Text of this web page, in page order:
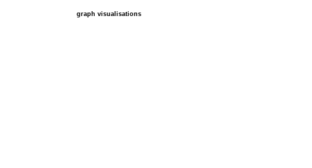
graph visualisations